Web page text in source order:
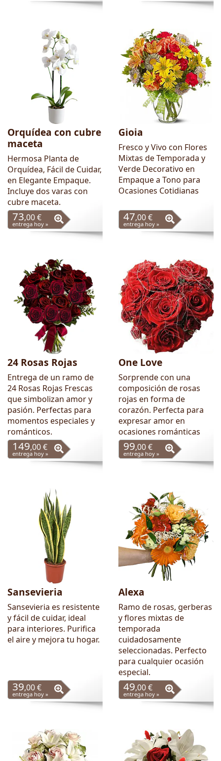
Orquídea con cubre
maceta
Hermosa Planta de
Orquídea, Fácil de Cuidar,
en Elegante Empaque.
Incluye dos varas con
cubre maceta.
73,00 €
entrega hoy »
Gioia
Fresco y Vivo con Flores
Mixtas de Temporada y
Verde Decorativo en
Empaque a Tono para
Ocasiones Cotidianas
47,00 €
entrega hoy »
24 Rosas Rojas
Entrega de un ramo de
24 Rosas Rojas Frescas
que simbolizan amor y
pasión. Perfectas para
momentos especiales y
románticos.
149,00 €
entrega hoy »
One Love
Sorprende con una
composición de rosas
rojas en forma de
corazón. Perfecta para
expresar amor en
ocasiones románticas
99,00 €
entrega hoy »
Sansevieria
Sansevieria es resistente
y fácil de cuidar, ideal
para interiores. Purifica
el aire y mejora tu hogar.
39,00 €
entrega hoy »
Alexa
Ramo de rosas, gerberas
y flores mixtas de
temporada
cuidadosamente
seleccionadas. Perfecto
para cualquier ocasión
especial.
49,00 €
entrega hoy »